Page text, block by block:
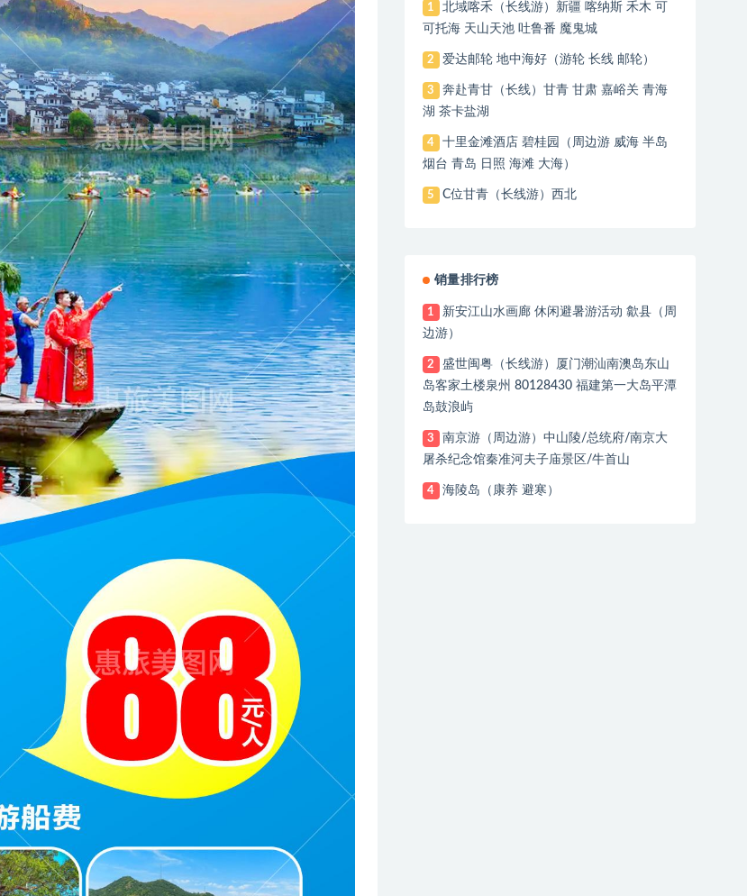
1
北域喀禾（长线游）新疆 喀纳斯 禾木 可
可托海 天山天池 吐鲁番 魔鬼城
2 爱达邮轮 地中海好（游轮 长线 邮轮）
3
奔赴青甘（长线）甘青 甘肃 嘉峪关 青海
湖 茶卡盐湖
4
十里金滩酒店 碧桂园（周边游 威海 半岛
烟台 青岛 日照 海滩 大海）
5 C位甘青（长线游）西北
销量排行榜
1
新安江山水画廊 休闲避暑游活动 歙县（周
边游）
2
盛世闽粤（长线游）厦门潮汕南澳岛东山
岛客家土楼泉州 80128430 福建第一大岛平潭
岛鼓浪屿
3
南京游（周边游）中山陵/总统府/南京大
屠杀纪念馆秦准河夫子庙景区/牛首山
4 海陵岛（康养 避寒）